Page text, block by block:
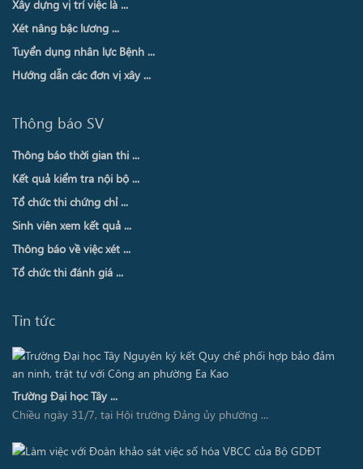
Xây dựng vị trí việc là ...
Xét nâng bậc lương ...
Tuyển dụng nhân lực Bệnh ...
Hướng dẫn các đơn vị xây ...
Thông báo SV
Thông báo thời gian thi ...
Kết quả kiểm tra nội bộ ...
Tổ chức thi chứng chỉ ...
Sinh viên xem kết quả ...
Thông báo về việc xét ...
Tổ chức thi đánh giá ...
Tin tức
Trường Đại học Tây ...
Chiều ngày 31/7, tại Hội trường Đảng ủy phường ...